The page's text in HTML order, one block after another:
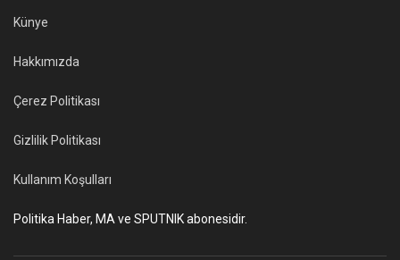
Künye
Hakkımızda
Çerez Politikası
Gizlilik Politikası
Kullanım Koşulları
Politika Haber, MA ve SPUTNIK abonesidir.